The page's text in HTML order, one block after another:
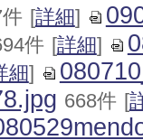
[詳細]
件 [詳細]
細]
668件 [